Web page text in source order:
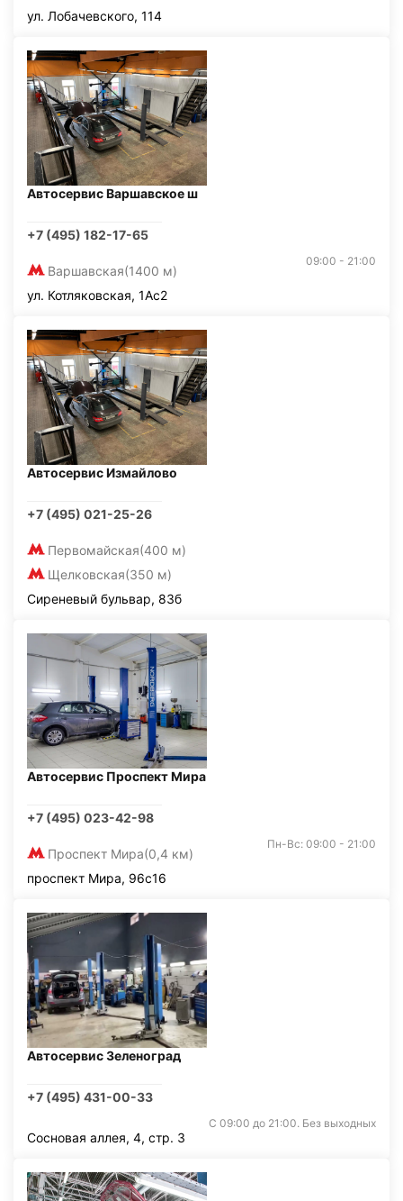
ул. Лобачевского, 114
Автосервис Варшавское ш
+7 (495) 182-17-65
Варшавская(1400 м)
09:00 - 21:00
ул. Котляковская, 1Ас2
Автосервис Измайлово
+7 (495) 021-25-26
Первомайская(400 м)
Щелковская(350 м)
Сиреневый бульвар, 83б
Автосервис Проспект Мира
+7 (495) 023-42-98
Проспект Мира(0,4 км)
Пн-Вс: 09:00 - 21:00
проспект Мира, 96с16
Автосервис Зеленоград
+7 (495) 431-00-33
С 09:00 до 21:00. Без выходных
Сосновая аллея, 4, стр. 3